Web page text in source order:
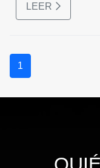
profesional del
fe pública a los
LEER
1